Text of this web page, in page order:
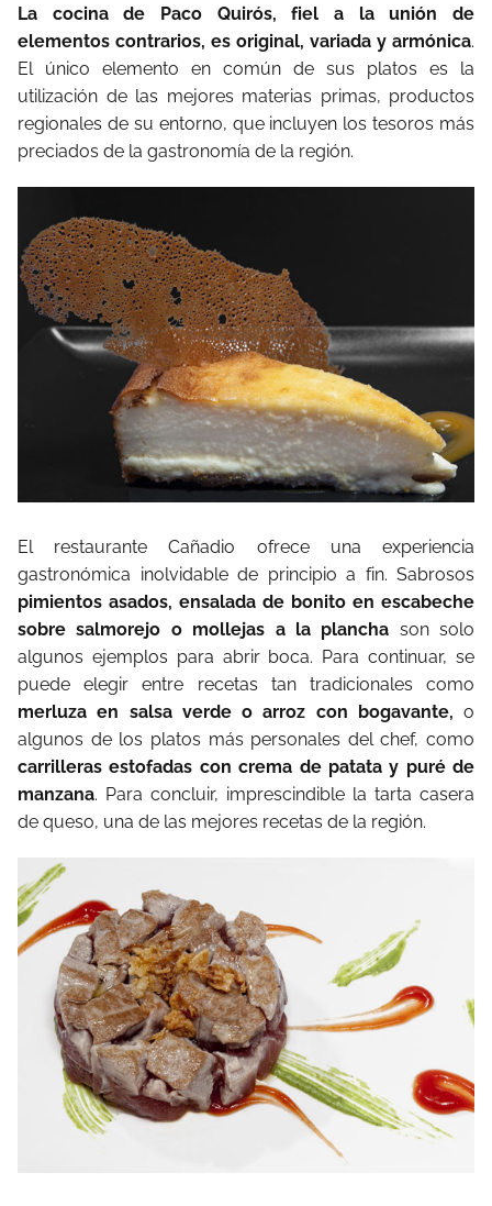
La cocina de Paco Quirós, fiel a la unión de
elementos contrarios, es original, variada y armónica.
El único elemento en común de sus platos es la
utilización de las mejores materias primas, productos
regionales de su entorno, que incluyen los tesoros más
preciados de la gastronomía de la región.
El restaurante Cañadio ofrece una experiencia
gastronómica inolvidable de principio a fin. Sabrosos
pimientos asados, ensalada de bonito en escabeche
sobre salmorejo o mollejas a la plancha son solo
algunos ejemplos para abrir boca. Para continuar, se
puede elegir entre recetas tan tradicionales como
merluza en salsa verde o arroz con bogavante, o
algunos de los platos más personales del chef, como
carrilleras estofadas con crema de patata y puré de
manzana. Para concluir, imprescindible la tarta casera
de queso, una de las mejores recetas de la región.